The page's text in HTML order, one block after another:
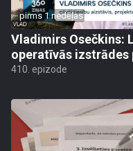
pirms 1 nedēļas
Vladimirs Osečkins:
operatīvās izstrādes
410. epizode